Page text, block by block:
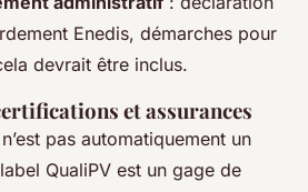
Enedis, démarches pour
devrait être inclus.
et assurances
pas automatiquement un
QualiPV est un gage de